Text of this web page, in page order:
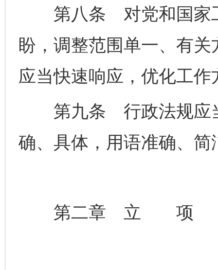
第八条 对党和国家工
盼，调整范围单一、有
应当快速响应，优化工
第九条 行政法规应当
确、具体，用语准确、
第二章 立 项